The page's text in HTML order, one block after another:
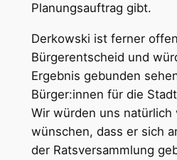
Planungsauftrag gibt.
Derkowski ist ferner
Bürgerentscheid und
Ergebnis gebunden
Bürger:innen für die
Wir würden uns natürlich
wünschen, dass er sich
der Ratsversammlung